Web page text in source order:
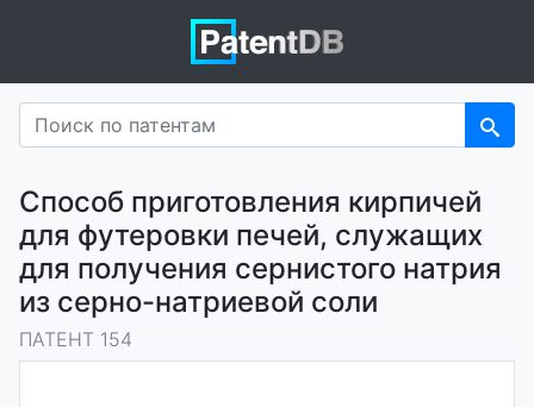
Способ приготовления кирпичей
для футеровки печей, служащих
для получения сернистого натрия
из серно-натриевой соли
ПАТЕНТ 154